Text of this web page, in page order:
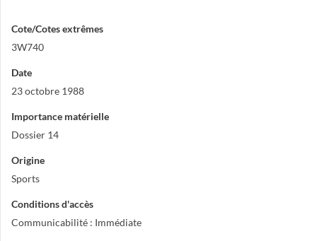
Cote/Cotes extrêmes
3W740
Date
23 octobre 1988
Importance matérielle
Dossier 14
Origine
Sports
Conditions d'accès
Communicabilité : Immédiate